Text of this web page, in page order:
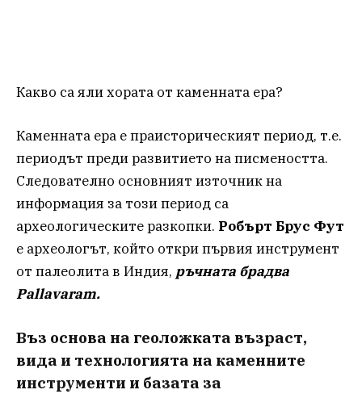
Какво са яли хората от каменната ера?
Каменната ера е праисторическият период, т.е.
периодът преди развитието на писмеността.
Следователно основният източник на
информация за този период са
археологическите разкопки. Робърт Брус Фут
е археологът, който откри първия инструмент
от палеолита в Индия, ръчната брадва
Pallavaram.
Въз основа на геоложката възраст,
вида и технологията на каменните
инструменти и базата за